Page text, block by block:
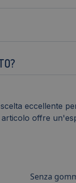
eccellente
offre
Senza